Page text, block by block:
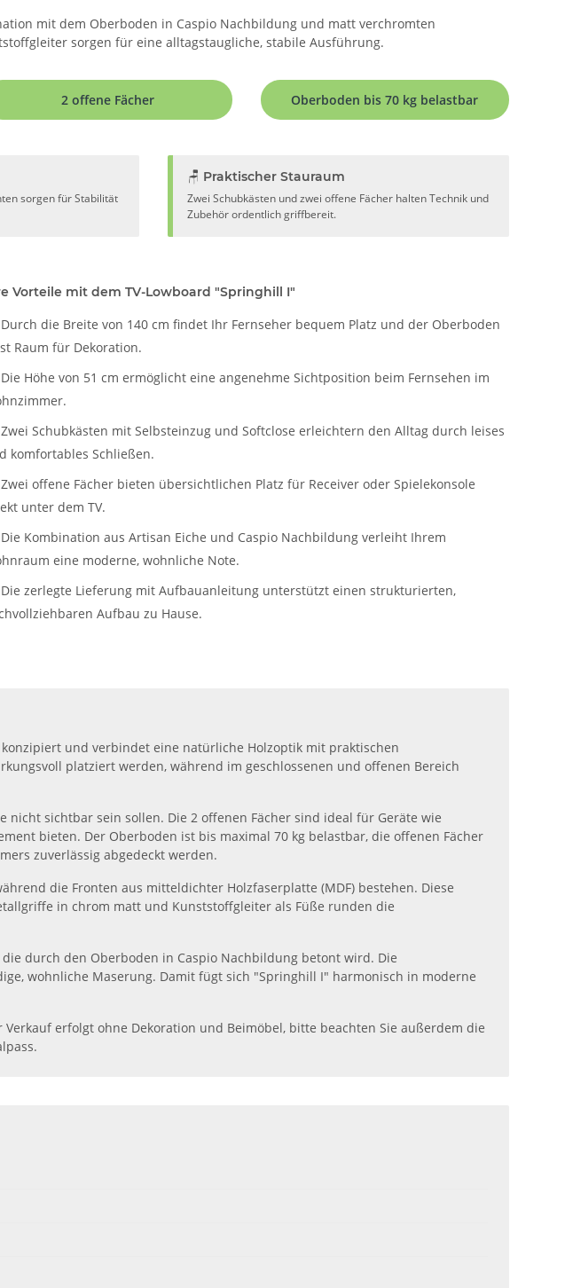
mit dem Oberboden in Caspio Nachbildung und matt verchromten
sorgen für eine alltagstaugliche, stabile Ausführung.
2 offene Fächer Oberboden bis 70 kg belastbar
sorgen für Stabilität
🪑 Praktischer Stauraum
Zwei Schubkästen und zwei offene Fächer halten Technik und
Zubehör ordentlich griffbereit.
Vorteile mit dem TV-Lowboard "Springhill I"
Durch die Breite von 140 cm findet Ihr Fernseher bequem Platz und der Oberboden
Raum für Dekoration.
Die Höhe von 51 cm ermöglicht eine angenehme Sichtposition beim Fernsehen im
Zwei Schubkästen mit Selbsteinzug und Softclose erleichtern den Alltag durch leises
komfortables Schließen.
Zwei offene Fächer bieten übersichtlichen Platz für Receiver oder Spielekonsole
unter dem TV.
Die Kombination aus Artisan Eiche und Caspio Nachbildung verleiht Ihrem
eine moderne, wohnliche Note.
Die zerlegte Lieferung mit Aufbauanleitung unterstützt einen strukturierten,
Aufbau zu Hause.
und verbindet eine natürliche Holzoptik mit praktischen
platziert werden, während im geschlossenen und offenen Bereich
nicht sichtbar sein sollen. Die 2 offenen Fächer sind ideal für Geräte wie
bieten. Der Oberboden ist bis maximal 70 kg belastbar, die offenen Fächer
zuverlässig abgedeckt werden.
die Fronten aus mitteldichter Holzfaserplatte (MDF) bestehen. Diese
in chrom matt und Kunststoffgleiter als Füße runden die
durch den Oberboden in Caspio Nachbildung betont wird. Die
wohnliche Maserung. Damit fügt sich "Springhill I" harmonisch in moderne
erfolgt ohne Dekoration und Beimöbel, bitte beachten Sie außerdem die